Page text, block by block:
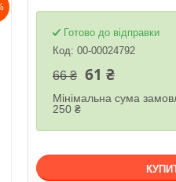
Готово до відправки
Код: 00-00024792
66 ₴ 61 ₴
Мінімальна сума
250 ₴